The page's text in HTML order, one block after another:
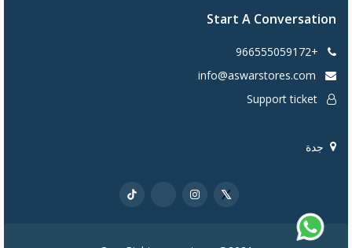
Start A Conversation
+966555059172
جدة